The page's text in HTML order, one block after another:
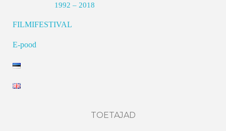
1992 – 2018
FILMIFESTIVAL
E-pood
TOETAJAD